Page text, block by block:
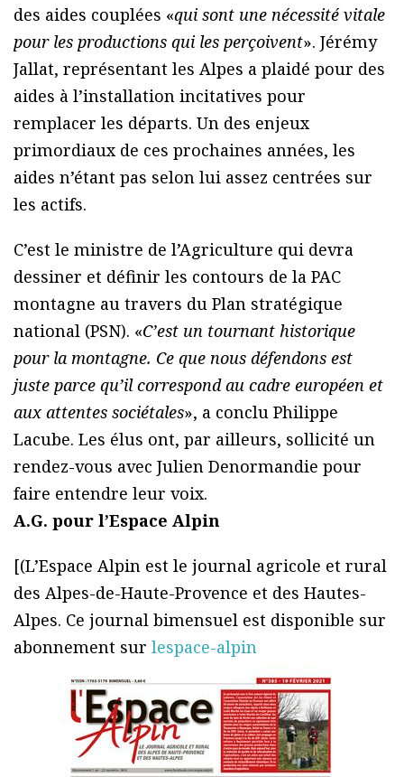
des aides couplées «qui sont une nécessité vitale
pour les productions qui les perçoivent». Jérémy
Jallat, représentant les Alpes a plaidé pour des
aides à l’installation incitatives pour
remplacer les départs. Un des enjeux
primordiaux de ces prochaines années, les
aides n’étant pas selon lui assez centrées sur
les actifs.
C’est le ministre de l’Agriculture qui devra
dessiner et définir les contours de la PAC
montagne au travers du Plan stratégique
national (PSN). «C’est un tournant historique
pour la montagne. Ce que nous défendons est
juste parce qu’il correspond au cadre européen et
aux attentes sociétales», a conclu Philippe
Lacube. Les élus ont, par ailleurs, sollicité un
rendez-vous avec Julien Denormandie pour
faire entendre leur voix.
A.G. pour l’Espace Alpin
[(L’Espace Alpin est le journal agricole et rural
des Alpes-de-Haute-Provence et des Hautes-
Alpes. Ce journal bimensuel est disponible sur
abonnement sur lespace-alpin